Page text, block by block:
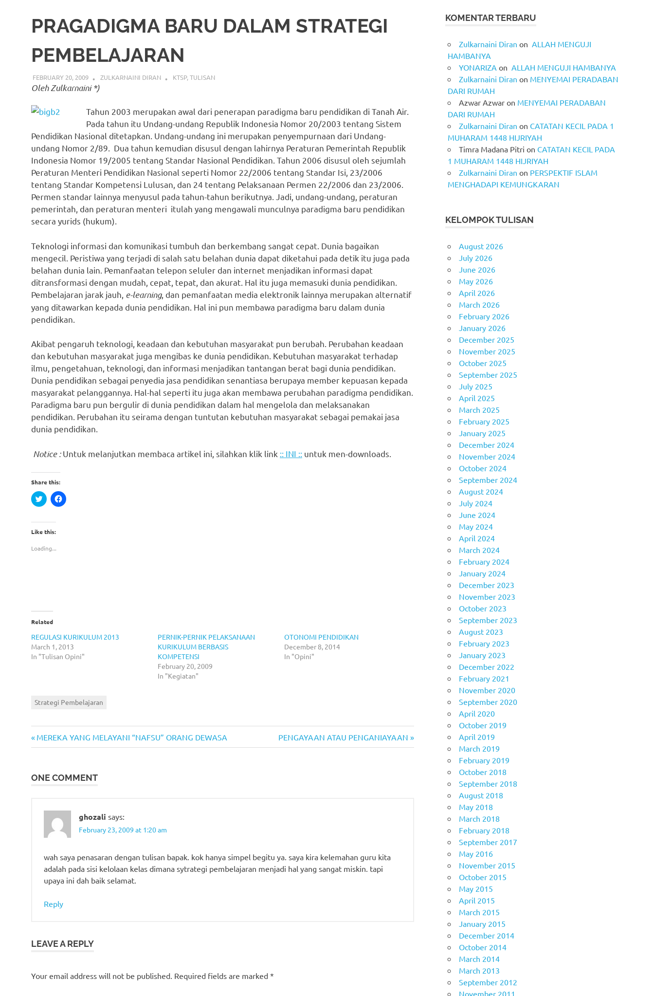
PRAGADIGMA BARU DALAM STRATEGI
PEMBELAJARAN
FEBRUARY 20, 2009 ZULKARNAINI DIRAN KTSP,TULISAN
Oleh Zulkarnaini *)
Tahun 2003 merupakan awal dari penerapan paradigma baru pendidikan di Tanah Air.
Pada tahun itu Undang-undang Republik Indonesia Nomor 20/2003 tentang Sistem
Pendidikan Nasional ditetapkan. Undang-undang ini merupakan penyempurnaan dari Undang-
undang Nomor 2/89. Dua tahun kemudian disusul dengan lahirnya Peraturan Pemerintah Republik
Indonesia Nomor 19/2005 tentang Standar Nasional Pendidikan. Tahun 2006 disusul oleh sejumlah
Peraturan Menteri Pendidikan Nasional seperti Nomor 22/2006 tentang Standar Isi, 23/2006
tentang Standar Kompetensi Lulusan, dan 24 tentang Pelaksanaan Permen 22/2006 dan 23/2006.
Permen standar lainnya menyusul pada tahun-tahun berikutnya. Jadi, undang-undang, peraturan
pemerintah, dan peraturan menteri itulah yang mengawali munculnya paradigma baru pendidikan
secara yurids (hukum).
Teknologi informasi dan komunikasi tumbuh dan berkembang sangat cepat. Dunia bagaikan
mengecil. Peristiwa yang terjadi di salah satu belahan dunia dapat diketahui pada detik itu juga pada
belahan dunia lain. Pemanfaatan telepon seluler dan internet menjadikan informasi dapat
ditransformasi dengan mudah, cepat, tepat, dan akurat. Hal itu juga memasuki dunia pendidikan.
Pembelajaran jarak jauh, e-learning, dan pemanfaatan media elektronik lainnya merupakan alternatif
yang ditawarkan kepada dunia pendidikan. Hal ini pun membawa paradigma baru dalam dunia
pendidikan.
Akibat pengaruh teknologi, keadaan dan kebutuhan masyarakat pun berubah. Perubahan keadaan
dan kebutuhan masyarakat juga mengibas ke dunia pendidikan. Kebutuhan masyarakat terhadap
ilmu, pengetahuan, teknologi, dan informasi menjadikan tantangan berat bagi dunia pendidikan.
Dunia pendidikan sebagai penyedia jasa pendidikan senantiasa berupaya member kepuasan kepada
masyarakat pelanggannya. Hal-hal seperti itu juga akan membawa perubahan paradigma pendidikan.
Paradigma baru pun bergulir di dunia pendidikan dalam hal mengelola dan melaksanakan
pendidikan. Perubahan itu seirama dengan tuntutan kebutuhan masyarakat sebagai pemakai jasa
dunia pendidikan.
Notice :Untuk melanjutkan membaca artikel ini, silahkan klik link :: INI :: untuk men-downloads.
Share this:
Click
to
Twitter
(Opens
in
window)
Click
to
Like this:
Loading...
Related
REGULASI KURIKULUM 2013
March 1, 2013
In "Tulisan Opini"
PERNIK-PERNIK PELAKSANAAN
KURIKULUM BERBASIS
KOMPETENSI
February 20, 2009
In "Kegiatan"
OTONOMI PENDIDIKAN
December 8, 2014
In "Opini"
Strategi Pembelajaran
Post
Previous
Post:
MEREKA YANG MELAYANI “NAFSU” ORANG DEWASA
Next
Post:
PENGAYAAN ATAU PENGANIAYAAN
ONE COMMENT
ghozali says:
February 23, 2009 at 1:20 am
wah saya penasaran dengan tulisan bapak. kok hanya simpel begitu ya. saya kira kelemahan guru kita
adalah pada sisi kelolaan kelas dimana sytrategi pembelajaran menjadi hal yang sangat miskin. tapi
upaya ini dah baik selamat.
Reply
LEAVE A REPLY
Your email address will not be published. Required fields are marked *
KOMENTAR TERBARU
Zulkarnaini Diran on ALLAH MENGUJI
HAMBANYA
YONARIZA on ALLAH MENGUJI HAMBANYA
Zulkarnaini Diran on MENYEMAI PERADABAN
DARI RUMAH
Azwar Azwar on MENYEMAI PERADABAN
DARI RUMAH
Zulkarnaini Diran on CATATAN KECIL PADA 1
MUHARAM 1448 HIJRIYAH
Timra Madana Pitri on CATATAN KECIL PADA
1 MUHARAM 1448 HIJRIYAH
Zulkarnaini Diran on PERSPEKTIF ISLAM
MENGHADAPI KEMUNGKARAN
KELOMPOK TULISAN
August 2026
July 2026
June 2026
May 2026
April 2026
March 2026
February 2026
January 2026
December 2025
November 2025
October 2025
September 2025
July 2025
April 2025
March 2025
February 2025
January 2025
December 2024
November 2024
October 2024
September 2024
August 2024
July 2024
June 2024
May 2024
April 2024
March 2024
February 2024
January 2024
December 2023
November 2023
October 2023
September 2023
August 2023
February 2023
January 2023
December 2022
February 2021
November 2020
September 2020
April 2020
October 2019
April 2019
March 2019
February 2019
October 2018
September 2018
August 2018
May 2018
March 2018
February 2018
September 2017
May 2016
November 2015
October 2015
May 2015
April 2015
March 2015
January 2015
December 2014
October 2014
March 2014
March 2013
September 2012
November 2011